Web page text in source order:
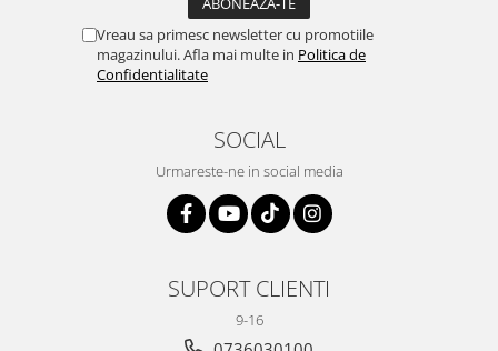
Vreau sa primesc newsletter cu promotiile
magazinului. Afla mai multe in Politica de
Confidentialitate
SOCIAL
Urmareste-ne in social media
SUPORT CLIENTI
9-16